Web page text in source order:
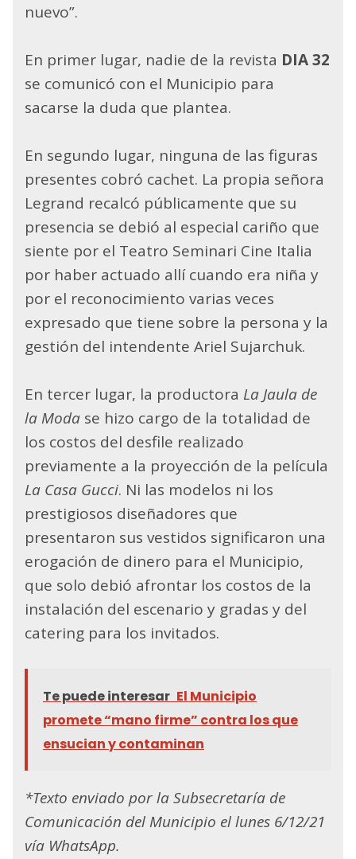
nuevo”.
En primer lugar, nadie de la revista DIA 32
se comunicó con el Municipio para
sacarse la duda que plantea.
En segundo lugar, ninguna de las figuras
presentes cobró cachet. La propia señora
Legrand recalcó públicamente que su
presencia se debió al especial cariño que
siente por el Teatro Seminari Cine Italia
por haber actuado allí cuando era niña y
por el reconocimiento varias veces
expresado que tiene sobre la persona y la
gestión del intendente Ariel Sujarchuk.
En tercer lugar, la productora La Jaula de
la Moda se hizo cargo de la totalidad de
los costos del desfile realizado
previamente a la proyección de la película
La Casa Gucci. Ni las modelos ni los
prestigiosos diseñadores que
presentaron sus vestidos significaron una
erogación de dinero para el Municipio,
que solo debió afrontar los costos de la
instalación del escenario y gradas y del
catering para los invitados.
Te puede interesar El Municipio
promete “mano firme” contra los que
ensucian y contaminan
*Texto enviado por la Subsecretaría de
Comunicación del Municipio el lunes 6/12/21
vía WhatsApp.